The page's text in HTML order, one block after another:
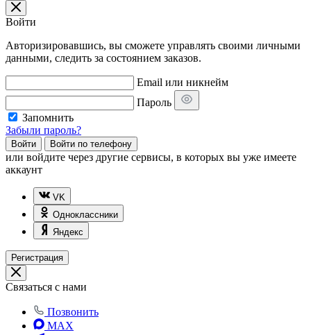
Войти
Авторизировавшись, вы сможете управлять своими личными
данными, следить за состоянием заказов.
Email или никнейм
Пароль
Запомнить
Забыли пароль?
Войти Войти по телефону
или войдите через другие сервисы, в которых вы уже имеете
аккаунт
VK
Одноклассники
Яндекс
Регистрация
Связаться с нами
Позвонить
MAX